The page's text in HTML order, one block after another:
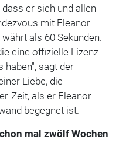
er sich und allen
mit Eleanor
als 60 Sekunden.
eine offizielle Lizenz
haben", sagt der
Liebe, die
Zeit, als er Eleanor
begegnet ist.
mal zwölf Wochen